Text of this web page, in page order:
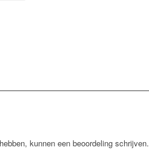
kunnen een beoordeling schrijven.